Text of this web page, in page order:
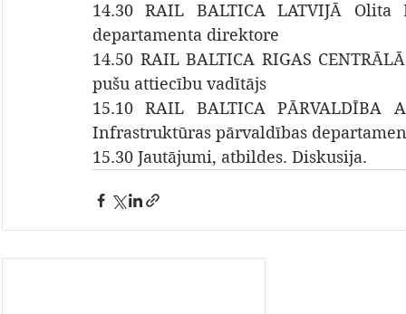
14.30 RAIL BALTICA LATVIJĀ
departamenta direktore
14.50 RAIL BALTICA RIGAS
pušu attiecību vadītājs
15.10 RAIL BALTICA
Infrastruktūras pārvaldības
15.30 Jautājumi, atbildes. Diskusija.